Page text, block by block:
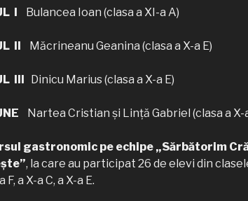
I Bulancea Ioan (clasa a XI-a A)
II Măcrineanu Geanina (clasa a X-a E)
III Dinicu Marius (clasa a X-a E)
Nartea Cristian și Lință Gabriel (clasa a X-
gastronomic pe echipe „Sărbătorim
, la care au participat 26 de elevi din
F, a X-a C, a X-a E.